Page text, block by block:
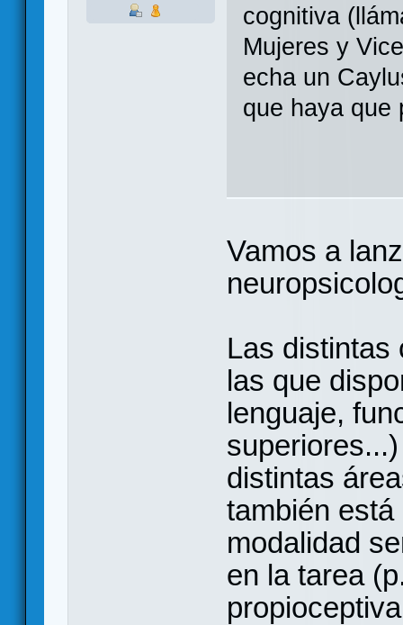
cognitiva
Mujeres y
echa un
que haya que
Vamos a
Las distintas
las que
lenguaje,
distintas
también
modalidad
en la tarea